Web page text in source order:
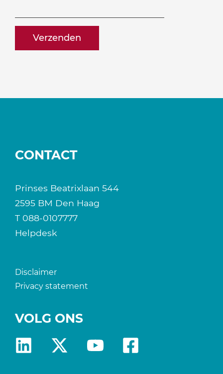
naam@bedrijf.nl
CONTACT
Prinses Beatrixlaan 544
2595 BM Den Haag
T 088-0107777
Helpdesk
Disclaimer
Privacy statement
VOLG ONS